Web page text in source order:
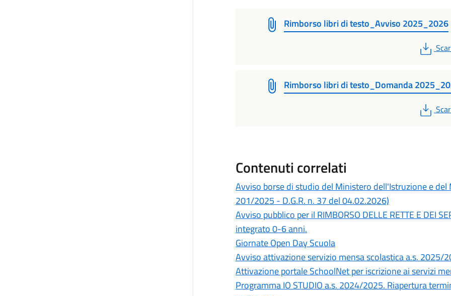
Rimborso libri di testo_Avviso 2025_2026
PDF
Rimborso libri di testo_Domanda
PDF
Contenuti correlati
Avviso borse di studio del Ministero dell'Istruzione e
201/2025 - D.G.R. n. 37 del 04.02.2026)
Avviso pubblico per il RIMBORSO DELLE RETTE E DEI
integrato 0-6 anni.
Giornate Open Day Scuola
Avviso attivazione servizio mensa scolastica a.s. 2025/
Attivazione portale SchoolNet per iscrizione ai servizi
Programma IO STUDIO a.s. 2024/2025. Riapertura